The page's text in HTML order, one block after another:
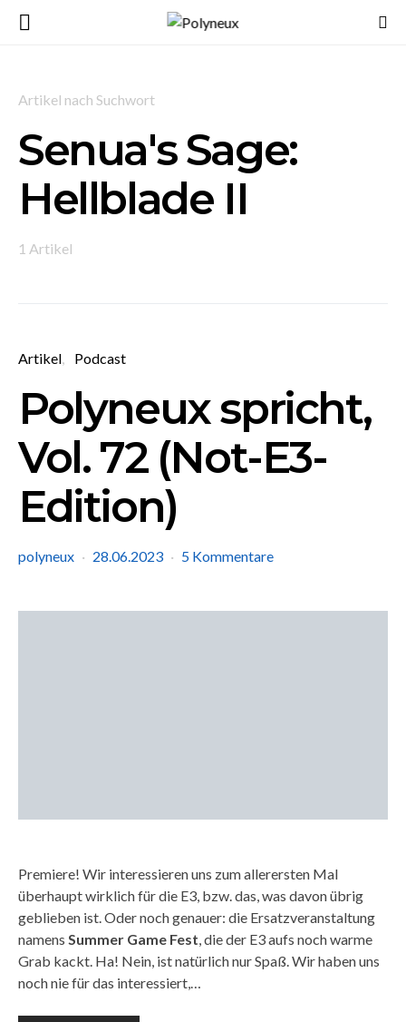
Artikel nach Suchwort
Senua's Sage:
Hellblade II
1 Artikel
Artikel Podcast
Polyneux spricht,
Vol. 72 (Not-E3-
Edition)
polyneux 28.06.2023 5 Kommentare
Premiere! Wir interessieren uns zum allerersten Mal
überhaupt wirklich für die E3, bzw. das, was davon übrig
geblieben ist. Oder noch genauer: die Ersatzveranstaltung
namens Summer Game Fest , die der E3 aufs noch warme
Grab kackt. Ha! Nein, ist natürlich nur Spaß. Wir haben uns
noch nie für das interessiert,…